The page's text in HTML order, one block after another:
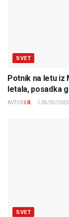
SVET
Potnik na letu iz
letala, posadka
AVTOR I.R. 05/03/2025
SVET